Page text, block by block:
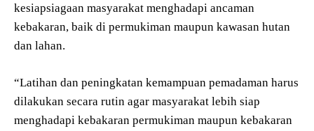
kesiapsiagaan masyarakat menghadapi ancaman
kebakaran, baik di permukiman maupun kawasan hutan
dan lahan.
“Latihan dan peningkatan kemampuan pemadaman harus
dilakukan secara rutin agar masyarakat lebih siap
menghadapi kebakaran permukiman maupun kebakaran